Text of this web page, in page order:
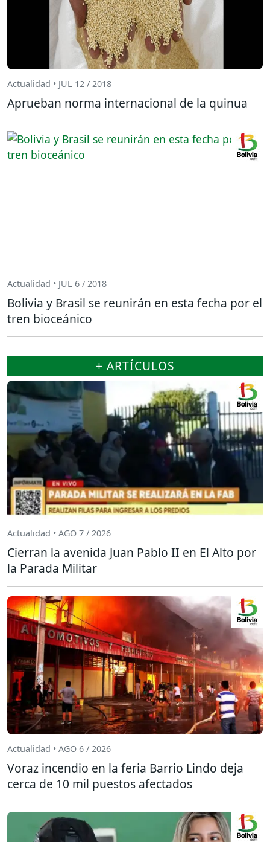
Actualidad • JUL 12 / 2018
Aprueban norma internacional de la quinua
Actualidad • JUL 6 / 2018
Bolivia y Brasil se reunirán en esta fecha por el
tren bioceánico
+ ARTÍCULOS
Actualidad • AGO 7 / 2026
Cierran la avenida Juan Pablo II en El Alto por
la Parada Militar
Actualidad • AGO 6 / 2026
Voraz incendio en la feria Barrio Lindo deja
cerca de 10 mil puestos afectados